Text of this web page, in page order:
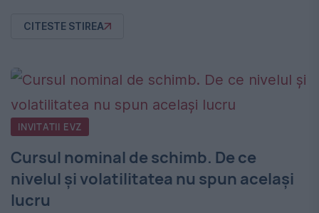
CITESTE STIREA
INVITATII EVZ
Cursul nominal de schimb. De ce
nivelul și volatilitatea nu spun același
lucru